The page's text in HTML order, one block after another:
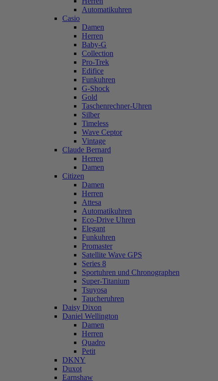
Automatikuhren
Casio
Damen
Herren
Baby-G
Collection
Pro-Trek
Edifice
Funkuhren
G-Shock
Gold
Taschenrechner-Uhren
Silber
Timeless
Wave Ceptor
Vintage
Claude Bernard
Herren
Damen
Citizen
Damen
Herren
Attesa
Automatikuhren
Eco-Drive Uhren
Elegant
Funkuhren
Promaster
Satellite Wave GPS
Series 8
Sportuhren und Chronographen
Super-Titanium
Tsuyosa
Taucheruhren
Daisy Dixon
Daniel Wellington
Damen
Herren
Quadro
Petit
DKNY
Duxot
Earnshaw